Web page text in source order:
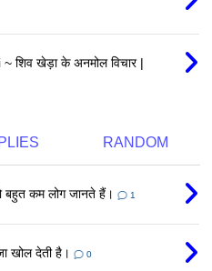
शिव खेड़ा के अनमोल विचार |
RANDOM
बहुत कम लोग जानते हैं। 1
खोल देती है। 0